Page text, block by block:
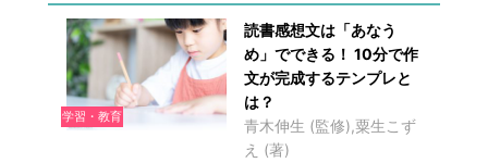
学習・教育
読書感想文は「あなう
め」でできる！ 10分で作
文が完成するテンプレと
は？
青木伸生 (監修),粟生こず
え (著)